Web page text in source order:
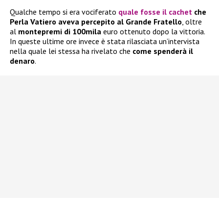
Qualche tempo si era vociferato quale fosse il cachet che
Perla Vatiero aveva percepito al Grande Fratello, oltre
al montepremi di 100mila euro ottenuto dopo la vittoria.
In queste ultime ore invece è stata rilasciata un’intervista
nella quale lei stessa ha rivelato che come spenderà il
denaro.